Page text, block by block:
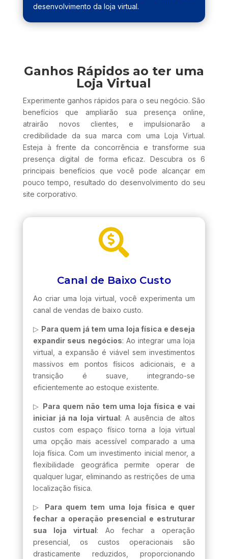
desenvolvimento da loja virtual.
Ganhos Rápidos ao ter uma
Loja Virtual
Experimente ganhos rápidos para o seu negócio. São
benefícios que ampliarão sua presença online,
atrairão novos clientes, e impulsionarão a
credibilidade da sua marca com uma Loja Virtual.
Esteja à frente da concorrência e transforme sua
presença digital de forma eficaz. Descubra os 6
principais benefícios que você pode alcançar em
pouco tempo, resultado do desenvolvimento do seu
site corporativo.

Canal de Baixo Custo
Ao criar uma loja virtual, você experimenta um
canal de vendas de baixo custo.
▷ Para quem já tem uma loja física e deseja
expandir seus negócios: Ao integrar uma loja
virtual, a expansão é viável sem investimentos
massivos em pontos físicos adicionais, e a
transição é suave, integrando-se
eficientemente ao estoque existente.
▷ Para quem não tem uma loja física e vai
iniciar já na loja virtual: A ausência de altos
custos com espaço físico torna a loja virtual
uma opção mais acessível comparado a uma
loja física. Com um investimento inicial menor, a
flexibilidade geográfica permite operar de
qualquer lugar, eliminando as restrições de uma
localização física.
▷ Para quem tem uma loja física e quer
fechar a operação presencial e estruturar
sua loja virtual: Ao fechar a operação
presencial, os custos operacionais são
drasticamente reduzidos, proporcionando